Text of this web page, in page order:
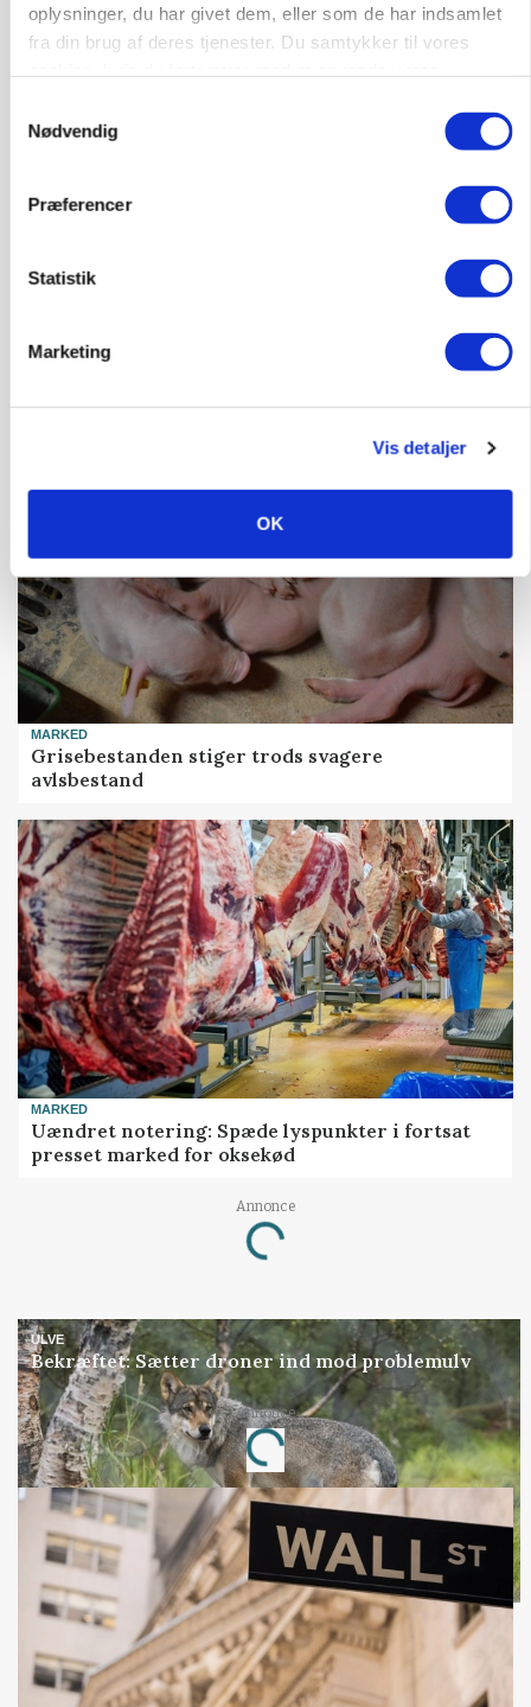
oplysninger, du har givet dem, eller som de har indsamlet
fra din brug af deres tjenester. Du samtykker til vores
Nødvendig
Præferencer
Statistik
Marketing
Vis detaljer
OK
Loading...
PLANTER
skadedyrsrisici
MARKED
Grisebestanden stiger trods svagere
avlsbestand
MARKED
Uændret notering: Spæde lyspunkter i fortsat
presset marked for oksekød
Annonce
Loading...
ULVE
Bekræftet: Sætter droner ind mod problemulv
Annonce
Loading...